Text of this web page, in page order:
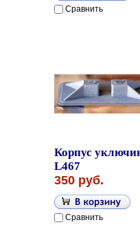
Сравнить
Корпус
L467
350 руб.
Сравнить